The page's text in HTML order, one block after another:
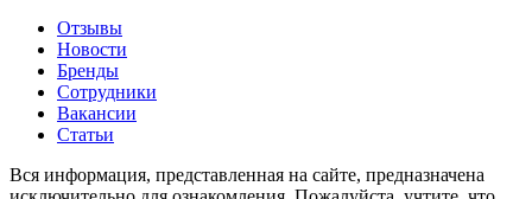
Отзывы
Новости
Бренды
Сотрудники
Вакансии
Статьи
Вся информация, представленная на сайте, предназначена